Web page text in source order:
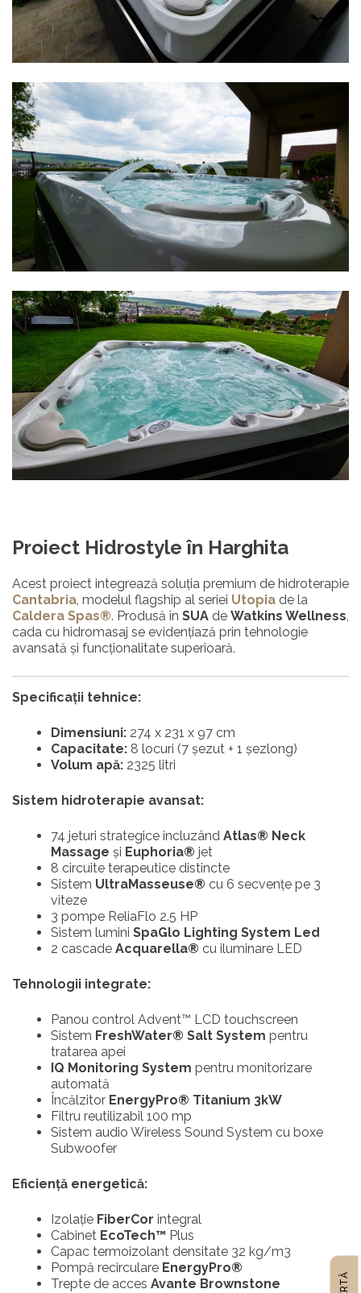
Proiect Hidrostyle în Harghita
Acest proiect integrează soluția premium de hidroterapie
Cantabria, modelul flagship al seriei Utopia de la
Caldera Spas®. Produsă în SUA de Watkins Wellness,
cada cu hidromasaj se evidențiază prin tehnologie
avansată și funcționalitate superioară.
Specificații tehnice:
Dimensiuni: 274 x 231 x 97 cm
Capacitate: 8 locuri (7 șezut + 1 șezlong)
Volum apă: 2325 litri
Sistem hidroterapie avansat:
74 jeturi strategice incluzând Atlas® Neck
Massage și Euphoria® jet
8 circuite terapeutice distincte
Sistem UltraMasseuse® cu 6 secvențe pe 3
viteze
3 pompe ReliaFlo 2.5 HP
Sistem lumini SpaGlo Lighting System Led
2 cascade Acquarella® cu iluminare LED
Tehnologii integrate:
Panou control Advent™ LCD touchscreen
Sistem FreshWater® Salt System pentru
tratarea apei
IQ Monitoring System pentru monitorizare
automată
Încălzitor EnergyPro® Titanium 3kW
Filtru reutilizabil 100 mp
Sistem audio Wireless Sound System cu boxe
Subwoofer
Eficiență energetică:
Izolație FiberCor integral
Cabinet EcoTech™ Plus
Capac termoizolant densitate 32 kg/m3
Pompă recirculare EnergyPro®
Trepte de acces Avante Brownstone